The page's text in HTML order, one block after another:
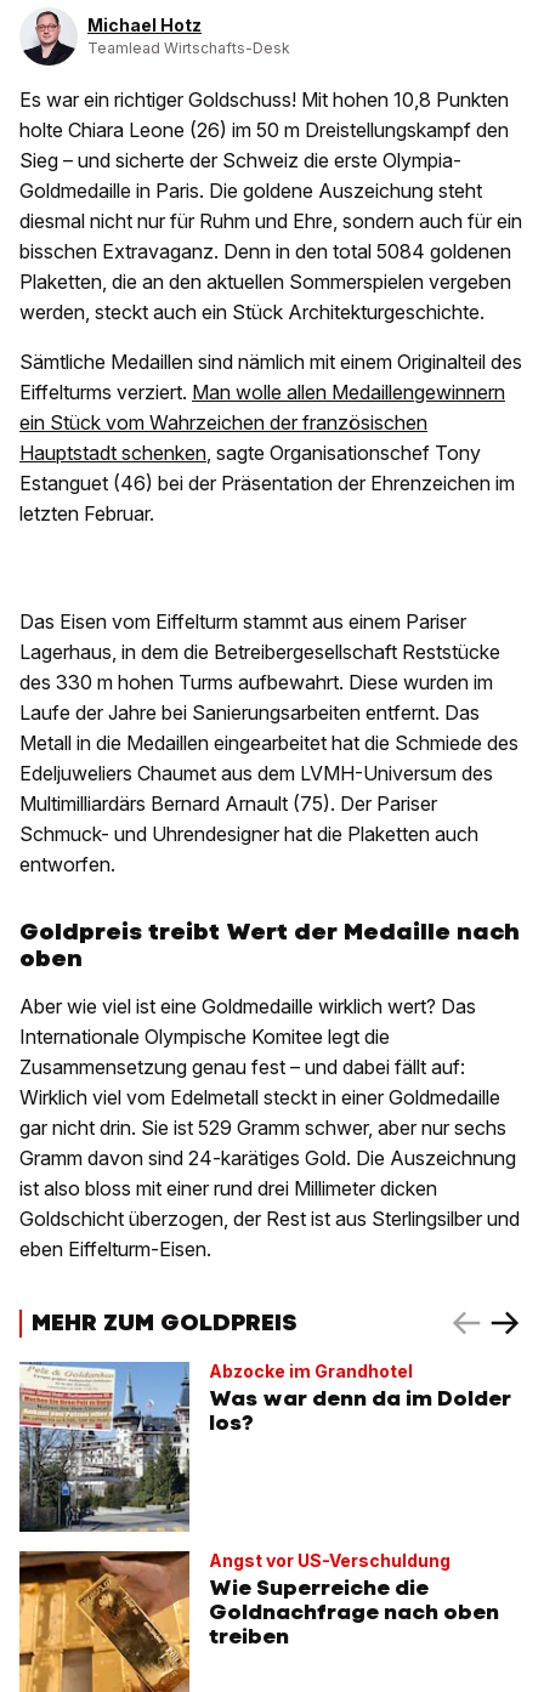
Michael Hotz
Teamlead Wirtschafts-Desk
Es war ein richtiger Goldschuss! Mit hohen 10,8 Punkten
holte Chiara Leone (26) im 50 m Dreistellungskampf den
Sieg – und sicherte der Schweiz die erste Olympia-
Goldmedaille in Paris. Die goldene Auszeichung steht
diesmal nicht nur für Ruhm und Ehre, sondern auch für ein
bisschen Extravaganz. Denn in den total 5084 goldenen
Plaketten, die an den aktuellen Sommerspielen vergeben
werden, steckt auch ein Stück Architekturgeschichte.
Sämtliche Medaillen sind nämlich mit einem Originalteil des
Eiffelturms verziert. Man wolle allen Medaillengewinnern
ein Stück vom Wahrzeichen der französischen
Hauptstadt schenken, sagte Organisationschef Tony
Estanguet (46) bei der Präsentation der Ehrenzeichen im
letzten Februar.
Das Eisen vom Eiffelturm stammt aus einem Pariser
Lagerhaus, in dem die Betreibergesellschaft Reststücke
des 330 m hohen Turms aufbewahrt. Diese wurden im
Laufe der Jahre bei Sanierungsarbeiten entfernt. Das
Metall in die Medaillen eingearbeitet hat die Schmiede des
Edeljuweliers Chaumet aus dem LVMH-Universum des
Multimilliardärs Bernard Arnault (75). Der Pariser
Schmuck- und Uhrendesigner hat die Plaketten auch
entworfen.
Goldpreis treibt Wert der Medaille nach
oben
Aber wie viel ist eine Goldmedaille wirklich wert? Das
Internationale Olympische Komitee legt die
Zusammensetzung genau fest – und dabei fällt auf:
Wirklich viel vom Edelmetall steckt in einer Goldmedaille
gar nicht drin. Sie ist 529 Gramm schwer, aber nur sechs
Gramm davon sind 24-karätiges Gold. Die Auszeichnung
ist also bloss mit einer rund drei Millimeter dicken
Goldschicht überzogen, der Rest ist aus Sterlingsilber und
eben Eiffelturm-Eisen.
MEHR ZUM GOLDPREIS
Abzocke im Grandhotel
Was war denn da im Dolder
los?
Angst vor US-Verschuldung
Wie Superreiche die
Goldnachfrage nach oben
treiben